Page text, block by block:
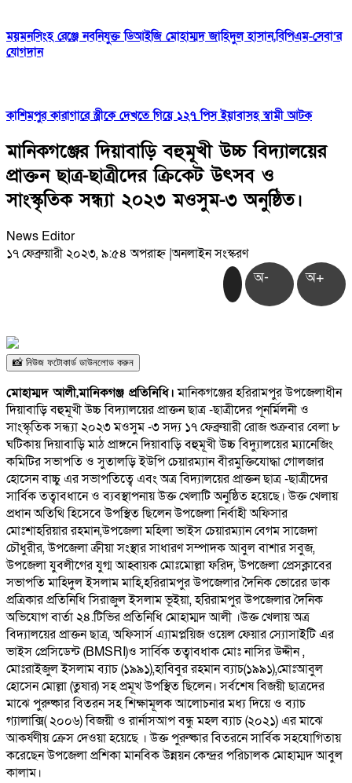
ময়মনসিংহ রেঞ্জে নবনিযুক্ত ডিআইজি মোহাম্মদ জাহিদুল হাসান,বিপিএম-সেবা’র
যোগদান
কাশিমপুর কারাগারে স্ত্রীকে দেখতে গিয়ে ১২৭ পিস ইয়াবাসহ স্বামী আটক
মানিকগঞ্জের দিয়াবাড়ি বহুমূখী উচ্চ বিদ্যালয়ের
প্রাক্তন ছাত্র-ছাত্রীদের ক্রিকেট উৎসব ও
সাংস্কৃতিক সন্ধ্যা ২০২৩ মওসুম-৩ অনুষ্ঠিত।
News Editor
১৭ ফেব্রুয়ারী ২০২৩, ৯:৫৪ অপরাহ্ন|অনলাইন সংস্করণ
অ- অ+
📸 নিউজ ফটোকার্ড ডাউনলোড করুন
মোহাম্মদ আলী,মানিকগঞ্জ প্রতিনিধি।মানিকগঞ্জের হরিরামপুর উপজেলাধীন
দিয়াবাড়ি বহুমূখী উচ্চ বিদ্যালয়ের প্রাক্তন ছাত্র -ছাত্রীদের পূনর্মিলনী ও
সাংস্কৃতিক সন্ধ্যা ২০২৩ মওসুম -৩ সদ্য ১৭ ফেব্রুয়ারী রোজ শুক্রবার বেলা ৮
ঘটিকায় দিয়াবাড়ি মাঠ প্রাঙ্গনে দিয়াবাড়ি বহুমূখী উচ্চ বিদ্যুালয়ের ম্যানেজিং
কমিটির সভাপতি ও সুতালড়ি ইউপি চেয়ারম্যান বীরমুক্তিযোদ্ধা গোলজার
হোসেন বাচ্চু এর সভাপতিত্বে এবং অত্র বিদ্যালয়ের প্রাক্তন ছাত্র -ছাত্রীদের
সার্বিক তত্বাবধানে ও ব্যবস্থাপনায় উক্ত খেলাটি অনুষ্ঠিত হয়েছে। উক্ত খেলায়
প্রধান অতিথি হিসেবে উপস্থিত ছিলেন উপজেলা নির্বাহী অফিসার
মোঃশাহরিয়ার রহমান,উপজেলা মহিলা ভাইস চেয়ারম্যান বেগম সাজেদা
চৌধুরীর, উপজেলা ক্রীয়া সংস্থার সাধারণ সম্পাদক আবুল বাশার সবুজ,
উপজেলা যুবলীগের যুগ্ম আহ্বায়ক মোঃমোল্লা ফরিদ, উপজেলা প্রেসক্লাবের
সভাপতি মাহিদুল ইসলাম মাহি,হরিরামপুর উপজেলার দৈনিক ভোরের ডাক
প্রত্রিকার প্রতিনিধি সিরাজুল ইসলাম ভূইয়া, হরিরামপুর উপজেলার দৈনিক
অভিযোগ বার্তা ২৪.টিভির প্রতিনিধি মোহাম্মদ আলী ।উক্ত খেলায় অত্র
বিদ্যালয়ের প্রাক্তন ছাত্র, অফিসার্স এ্যামপ্লয়িজ ওয়েল ফেয়ার স্যোসাইটি এর
ভাইস প্রেসিডেন্ট (BMSRI)ও সার্বিক তত্বাবধাক মোঃ নাসির উদ্দীন ,
মোঃরাইজুল ইসলাম ব্যাচ (১৯৯১),হাবিবুর রহমান ব্যাচ(১৯৯১),মোঃআবুল
হোসেন মোল্লা (তুষার) সহ প্রমূখ উপস্থিত ছিলেন। সর্বশেষ বিজয়ী ছাত্রদের
মাঝে পুরুষ্কার বিতরন সহ শিক্ষামূলক আলোচনার মধ্য দিয়ে ও ব্যাচ
গ্যালাক্সি( ২০০৬) বিজয়ী ও রার্নাসআপ বন্ধু মহল ব্যাচ (২০২১) এর মাঝে
আকর্ষণীয় ক্রেস দেওয়া হয়েছে । উক্ত পুরুষ্কার বিতরনে সার্বিক সহযোগিতায়
করেছেন উপজেলা প্রশিকা মানবিক উন্নয়ন কেন্দ্রর পরিচালক মোহাম্মদ আবুল
কালাম।